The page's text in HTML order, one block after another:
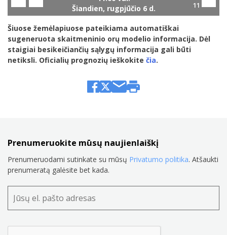
Šiandien, rugpjūčio 6 d.
Šiuose žemėlapiuose pateikiama automatiškai
sugeneruota skaitmeninio orų modelio informacija. Dėl
staigiai besikeičiančių sąlygų informacija gali būti
netiksli. Oficialių prognozių ieškokite čia.
Prenumeruokite mūsų naujienlaiškį
Prenumeruodami sutinkate su mūsų Privatumo politika. Atšaukti
prenumeratą galėsite bet kada.